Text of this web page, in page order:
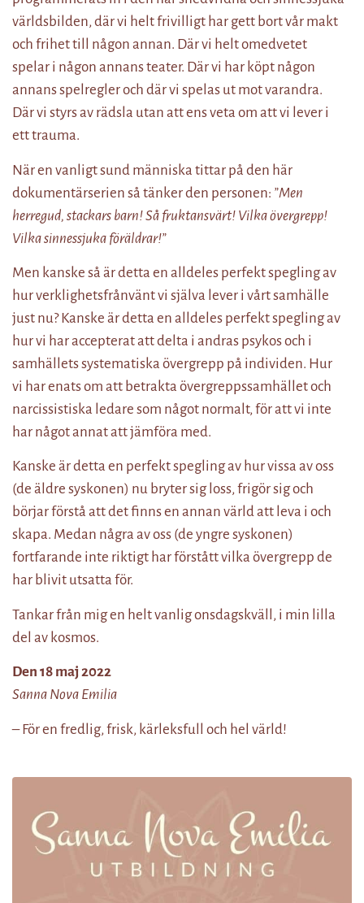
världsbilden, där vi helt frivilligt har gett bort vår makt
och frihet till någon annan. Där vi helt omedvetet
spelar i någon annans teater. Där vi har köpt någon
annans spelregler och där vi spelas ut mot varandra.
Där vi styrs av rädsla utan att ens veta om att vi lever i
ett trauma.
När en vanligt sund människa tittar på den här
dokumentärserien så tänker den personen: ”Men
herregud, stackars barn! Så fruktansvärt! Vilka övergrepp!
Vilka sinnessjuka föräldrar!”
Men kanske så är detta en alldeles perfekt spegling av
hur verklighetsfrånvänt vi själva lever i vårt samhälle
just nu? Kanske är detta en alldeles perfekt spegling av
hur vi har accepterat att delta i andras psykos och i
samhällets systematiska övergrepp på individen. Hur
vi har enats om att betrakta övergreppssamhället och
narcissistiska ledare som något normalt, för att vi inte
har något annat att jämföra med.
Kanske är detta en perfekt spegling av hur vissa av oss
(de äldre syskonen) nu bryter sig loss, frigör sig och
börjar förstå att det finns en annan värld att leva i och
skapa. Medan några av oss (de yngre syskonen)
fortfarande inte riktigt har förstått vilka övergrepp de
har blivit utsatta för.
Tankar från mig en helt vanlig onsdagskväll, i min lilla
del av kosmos.
Den 18 maj 2022
Sanna Nova Emilia
– För en fredlig, frisk, kärleksfull och hel värld!